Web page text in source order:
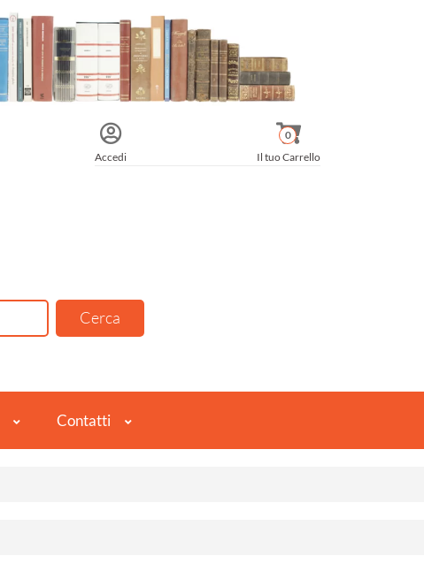
Accedi Il tuo Carrello
0
Contatti